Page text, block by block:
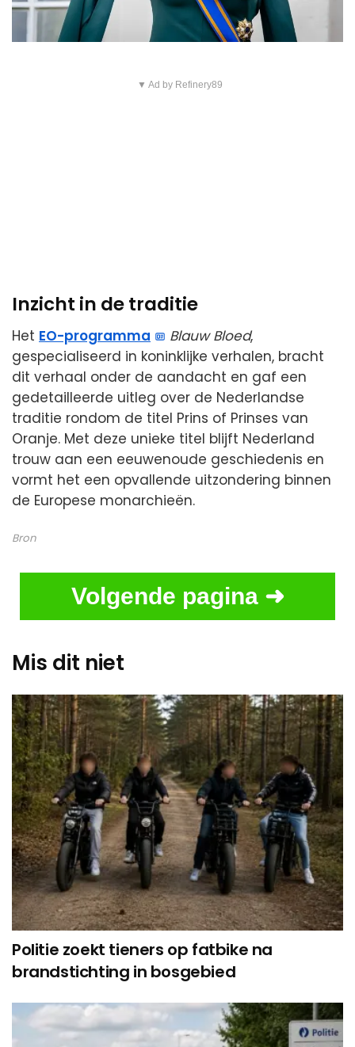
▼ Ad by Refinery89
Inzicht in de traditie
Het EO-programma Blauw Bloed,
gespecialiseerd in koninklijke verhalen, bracht
dit verhaal onder de aandacht en gaf een
gedetailleerde uitleg over de Nederlandse
traditie rondom de titel Prins of Prinses van
Oranje. Met deze unieke titel blijft Nederland
trouw aan een eeuwenoude geschiedenis en
vormt het een opvallende uitzondering binnen
de Europese monarchieën.
Bron
Volgende pagina ➜
Mis dit niet
Politie zoekt tieners op fatbike na
brandstichting in bosgebied